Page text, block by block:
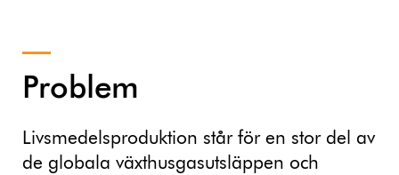
Problem
Livsmedelsproduktion står för en stor del av
de globala växthusgasutsläppen och